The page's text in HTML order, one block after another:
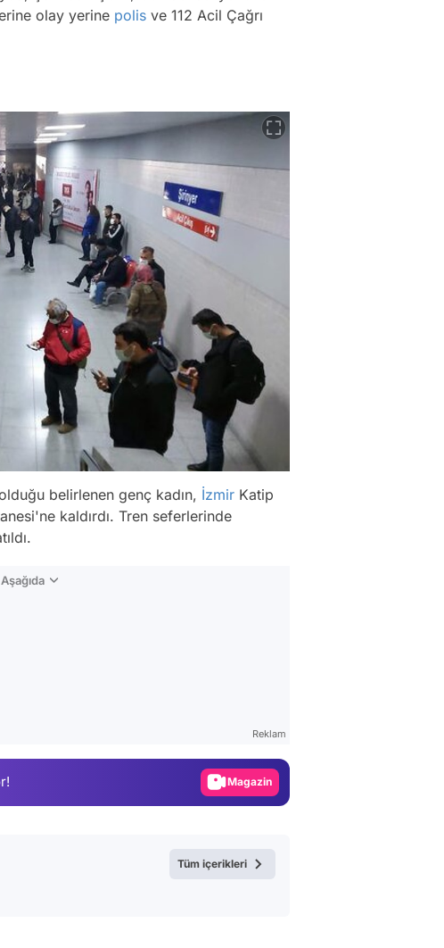
olay yerine polis ve 112 Acil Çağrı
belirlenen genç kadın, İzmir Katip
kaldırdı. Tren seferlerinde
Reklam
Magazin
Tüm içerikleri